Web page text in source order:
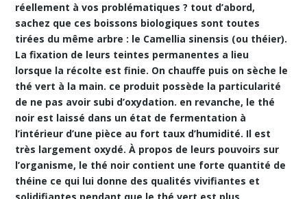
réellement à vos problématiques ? tout d’abord,
sachez que ces boissons biologiques sont toutes
tirées du même arbre : le Camellia sinensis (ou théier).
La fixation de leurs teintes permanentes a lieu
lorsque la récolte est finie. On chauffe puis on sèche le
thé vert à la main. ce produit possède la particularité
de ne pas avoir subi d’oxydation. en revanche, le thé
noir est laissé dans un état de fermentation à
l’intérieur d’une pièce au fort taux d’humidité. Il est
très largement oxydé. À propos de leurs pouvoirs sur
l’organisme, le thé noir contient une forte quantité de
théine ce qui lui donne des qualités vivifiantes et